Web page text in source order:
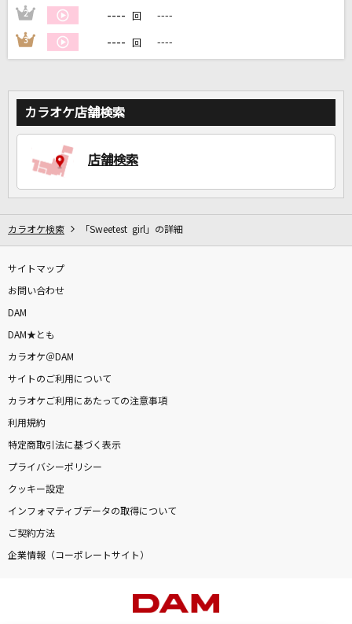
家族や友達と一緒に！練習にも！
2 ---- 回 ----
3 ---- 回 ----
カラオケ店舗検索
店舗検索
カラオケ検索 「Sweetest girl」の詳細
サイトマップ
お問い合わせ
DAM
DAM★とも
カラオケ＠DAM
サイトのご利用について
カラオケご利用にあたっての注意事項
利用規約
特定商取引法に基づく表示
プライバシーポリシー
クッキー設定
インフォマティブデータの取得について
ご契約方法
企業情報（コーポレートサイト）